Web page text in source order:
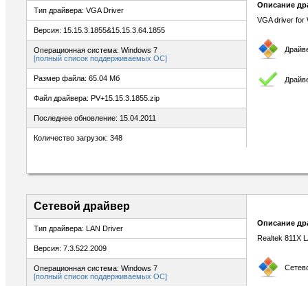
Тип драйвера: VGA Driver
Версия: 15.15.3.1855&15.15.3.64.1855
Операционная система: Windows 7
[полный список поддерживаемых ОС]
Размер файла: 65.04 Мб
Файл драйвера: PV+15.15.3.1855.zip
Последнее обновление: 15.04.2011
Количество загрузок: 348
Описание
VGA driver for
Сетевой драйвер
Тип драйвера: LAN Driver
Версия: 7.3.522.2009
Операционная система: Windows 7
[полный список поддерживаемых ОС]
Описание
Realtek 811X